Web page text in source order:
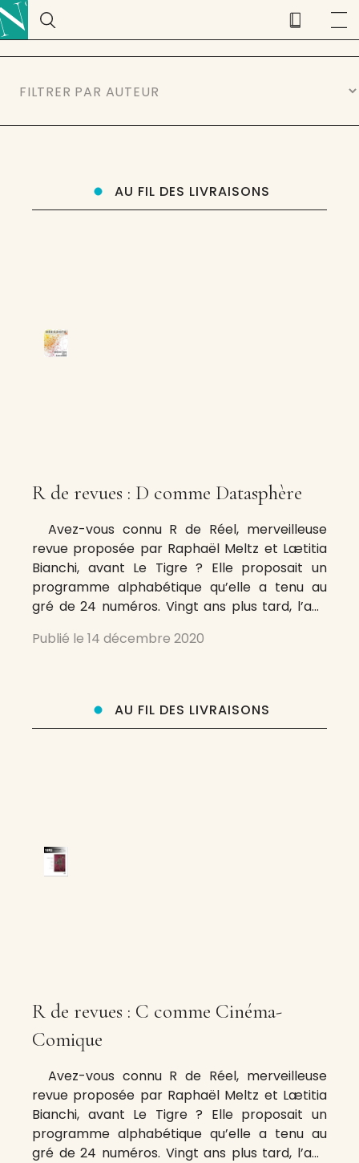
AU FIL DES LIVRAISONS
R de revues : D comme Datasphère
Avez-vous connu R de Réel, merveilleuse
revue proposée par Raphaël Meltz et Lætitia
Bianchi, avant Le Tigre ? Elle proposait un
programme alphabétique qu’elle a tenu au
gré de 24 numéros. Vingt ans plus tard, l’ami
appliqué aux revues dont il extraira, dans les
Publié le 14 décembre 2020
AU FIL DES LIVRAISONS
R de revues : C comme Cinéma-
Comique
Avez-vous connu R de Réel, merveilleuse
revue proposée par Raphaël Meltz et Lætitia
Bianchi, avant Le Tigre ? Elle proposait un
programme alphabétique qu’elle a tenu au
gré de 24 numéros. Vingt ans plus tard, l’ami